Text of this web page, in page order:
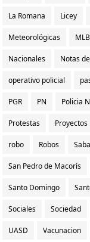
La Romana Licey
Meteorológicas MLB
Nacionales Notas
operativo policial
PGR PN Policia
Protestas Proyectos
robo Robos
San Pedro de Macorís
Santo Domingo
Sociales Sociedad
UASD Vacunacion